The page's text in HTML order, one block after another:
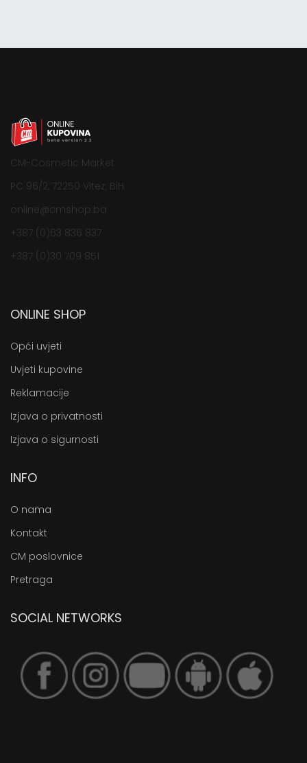
CM-Cosmetic Market
PC 96/2, 72250 Vitez, BiH
online@cmshop.ba
+387 (0)63 836 837
+387 (0)30 709 851
ONLINE SHOP
Opći uvjeti
Uvjeti kupovine
Reklamacije
Izjava o privatnosti
Izjava o sigurnosti
INFO
O nama
Kontakt
CM poslovnice
Pretraga
SOCIAL NETWORKS